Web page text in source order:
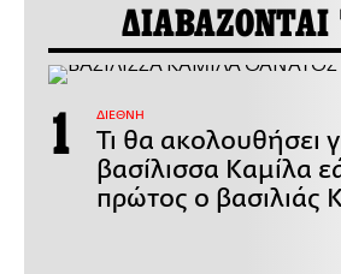
ΔΙΕΘΝΗ
Τι θα ακολουθήσει
βασίλισσα Καμίλα
πρώτος ο βασιλιάς